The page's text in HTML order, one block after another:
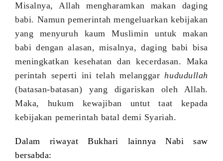
Misalnya, Allah mengharamkan makan daging
babi. Namun pemerintah mengeluarkan kebijakan
yang menyuruh kaum Muslimin untuk makan
babi dengan alasan, misalnya, daging babi bisa
meningkatkan kesehatan dan kecerdasan. Maka
perintah seperti ini telah melanggarhududullah
(batasan-batasan) yang digariskan oleh Allah.
Maka, hukum kewajiban untut taat kepada
kebijakan pemerintah batal demi Syariah.
Dalam riwayat Bukhari lainnya Nabi saw
bersabda: